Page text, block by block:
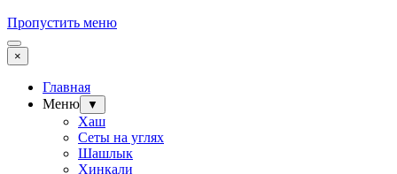
Пропустить меню
×
Главная
Меню
▼
Хаш
Сеты на углях
Шашлык
Хинкали